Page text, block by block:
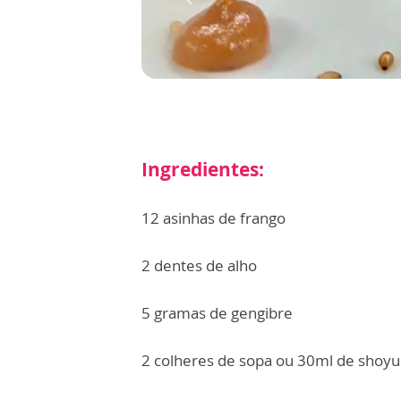
Ingredientes:
12 asinhas de frango
2 dentes de alho
5 gramas de gengibre
2 colheres de sopa ou 30ml de shoyu